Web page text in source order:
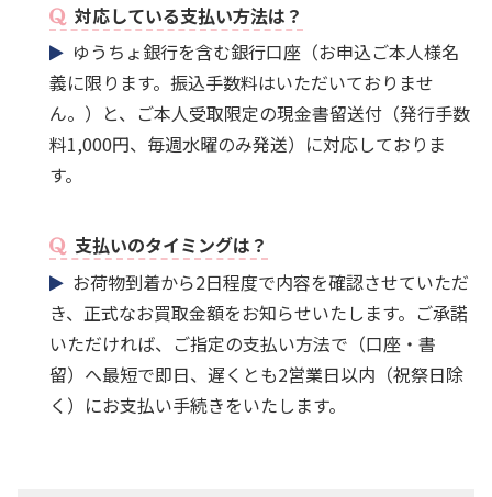
対応している支払い方法は？
ゆうちょ銀行を含む銀行口座（お申込ご本人様名
義に限ります。振込手数料はいただいておりませ
ん。）と、ご本人受取限定の現金書留送付（発行手数
料1,000円、毎週水曜のみ発送）に対応しておりま
す。
支払いのタイミングは？
お荷物到着から2日程度で内容を確認させていただ
き、正式なお買取金額をお知らせいたします。ご承諾
いただければ、ご指定の支払い方法で（口座・書
留）へ最短で即日、遅くとも2営業日以内（祝祭日除
く）にお支払い手続きをいたします。